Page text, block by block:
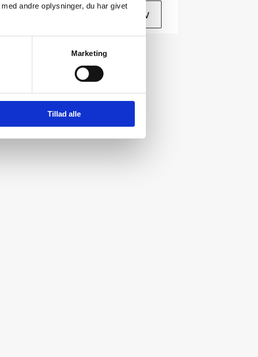
andre oplysninger, du har givet
Marketing
Tillad alle
Tilføj til kurv